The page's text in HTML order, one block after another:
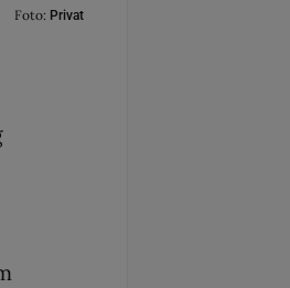
Foto: Privat